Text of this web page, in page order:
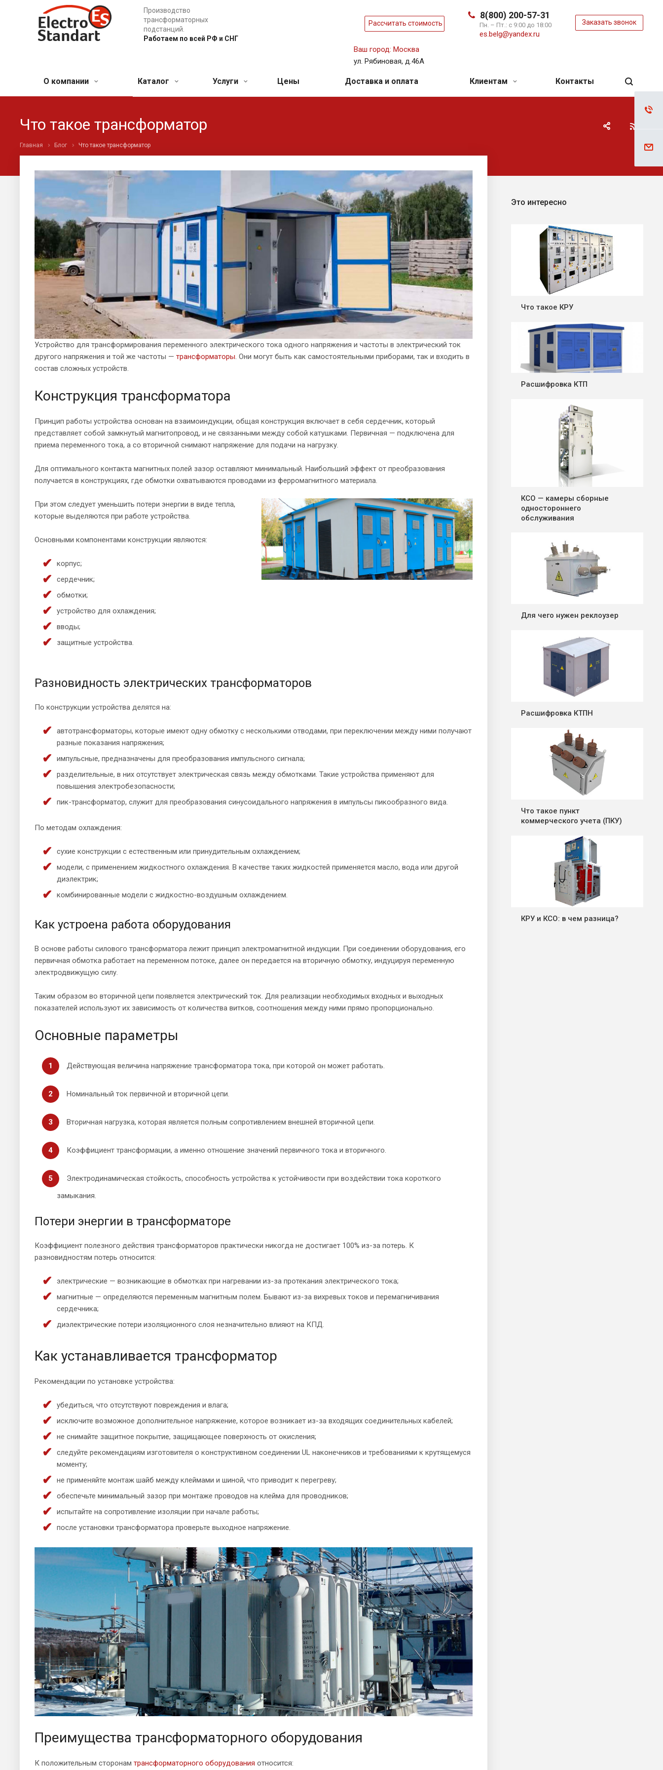
Производство
трансформаторных
подстанций.
Работаем по всей РФ и СНГ
8(800) 200-57-31
Пн. – Пт.: с 9:00 до 18:00
es.belg@yandex.ru
Заказать звонок
Рассчитать стоимость
Ваш город: Москва
ул. Рябиновая, д.46А
О компании Каталог Услуги Цены Доставка и оплата Клиентам Контакты
Что такое трансформатор
Главная Блог Что такое трансформатор
Устройство для трансформирования переменного электрического тока одного напряжения и частоты в электрический ток
другого напряжения и той же частоты — трансформаторы. Они могут быть как самостоятельными приборами, так и входить в
состав сложных устройств.
Конструкция трансформатора
Принцип работы устройства основан на взаимоиндукции, общая конструкция включает в себя сердечник, который
представляет собой замкнутый магнитопровод, и не связанными между собой катушками. Первичная — подключена для
приема переменного тока, а со вторичной снимают напряжение для подачи на нагрузку.
Для оптимального контакта магнитных полей зазор оставляют минимальный. Наибольший эффект от преобразования
получается в конструкциях, где обмотки охватываются проводами из ферромагнитного материала.
При этом следует уменьшить потери энергии в виде тепла,
которые выделяются при работе устройства.
Основными компонентами конструкции являются:
корпус;
сердечник;
обмотки;
устройство для охлаждения;
вводы;
защитные устройства.
Разновидность электрических трансформаторов
По конструкции устройства делятся на:
автотрансформаторы, которые имеют одну обмотку с несколькими отводами, при переключении между ними получают
разные показания напряжения;
импульсные, предназначены для преобразования импульсного сигнала;
разделительные, в них отсутствует электрическая связь между обмотками. Такие устройства применяют для
повышения электробезопасности;
пик-трансформатор, служит для преобразования синусоидального напряжения в импульсы пикообразного вида.
По методам охлаждения:
сухие конструкции с естественным или принудительным охлаждением;
модели, с применением жидкостного охлаждения. В качестве таких жидкостей применяется масло, вода или другой
диэлектрик;
комбинированные модели с жидкостно-воздушным охлаждением.
Как устроена работа оборудования
В основе работы силового трансформатора лежит принцип электромагнитной индукции. При соединении оборудования, его
первичная обмотка работает на переменном потоке, далее он передается на вторичную обмотку, индуцируя переменную
электродвижущую силу.
Таким образом во вторичной цепи появляется электрический ток. Для реализации необходимых входных и выходных
показателей используют их зависимость от количества витков, соотношения между ними прямо пропорционально.
Основные параметры
Действующая величина напряжение трансформатора тока, при которой он может работать.
Номинальный ток первичной и вторичной цепи.
Вторичная нагрузка, которая является полным сопротивлением внешней вторичной цепи.
Коэффициент трансформации, а именно отношение значений первичного тока и вторичного.
Электродинамическая стойкость, способность устройства к устойчивости при воздействии тока короткого
замыкания.
Потери энергии в трансформаторе
Коэффициент полезного действия трансформаторов практически никогда не достигает 100% из-за потерь. К
разновидностям потерь относится:
электрические — возникающие в обмотках при нагревании из-за протекания электрического тока;
магнитные — определяются переменным магнитным полем. Бывают из-за вихревых токов и перемагничивания
сердечника;
диэлектрические потери изоляционного слоя незначительно влияют на КПД.
Как устанавливается трансформатор
Рекомендации по установке устройства:
убедиться, что отсутствуют повреждения и влага;
исключите возможное дополнительное напряжение, которое возникает из-за входящих соединительных кабелей;
не снимайте защитное покрытие, защищающее поверхность от окисления;
следуйте рекомендациям изготовителя о конструктивном соединении UL наконечников и требованиями к крутящемуся
моменту;
не применяйте монтаж шайб между клеймами и шиной, что приводит к перегреву;
обеспечьте минимальный зазор при монтаже проводов на клейма для проводников;
испытайте на сопротивление изоляции при начале работы;
после установки трансформатора проверьте выходное напряжение.
Преимущества трансформаторного оборудования
К положительным сторонам трансформаторного оборудования относится:
Это интересно
Что такое КРУ
Расшифровка КТП
КСО — камеры сборные
одностороннего
обслуживания
Для чего нужен реклоузер
Расшифровка КТПН
Что такое пункт
коммерческого учета (ПКУ)
КРУ и КСО: в чем разница?